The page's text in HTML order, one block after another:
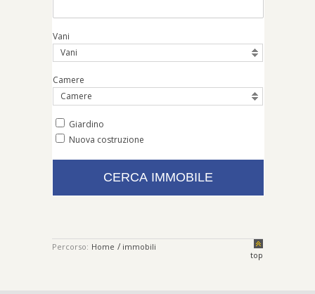
Vani
Vani
Camere
Camere
Giardino
Nuova costruzione
Percorso: Home / immobili
top